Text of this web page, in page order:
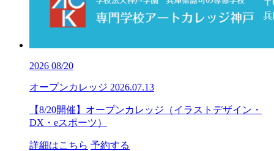
2026 08/20
オープンカレッジ 2026.07.13
【8/20開催】オープンカレッジ（イラストデザイン・
DX・eスポーツ）
詳細はこちら 予約する